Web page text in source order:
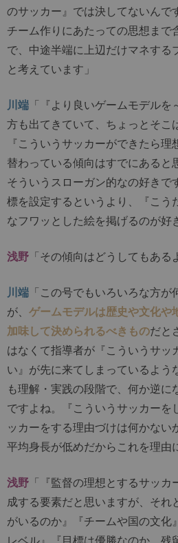
のサッカー』では決してないんで
チーム作りにあたっての思想まで
で、中途半端に上辺だけマネする
と考えています」
川端 「『より良いゲームモデル
方も出てきていて、ちょっとそこ
『こういうサッカーができたら
替わっている傾向はすでにあると
そういうスローガン的なの好き
標を設定するというより、『こう
なフワッとした絵を掲げるのが好
浅野 「その傾向はどうしてもある
川端 「この号でもいろいろな方
が、 ゲームモデルは歴史や文化や
加味して決められるべきものだと
はなくて指導者が『こういうサッ
い』が先に来てしまっているよ
も理解・実践の段階で、何か逆に
ですよね。『こういうサッカー
ッカーをする理由づけは何かない
平均身長が低めだからこれを理由
浅野 「『監督の理想とするサッ
成する要素だと思いますが、それ
がいるのか』『チームや国の文化